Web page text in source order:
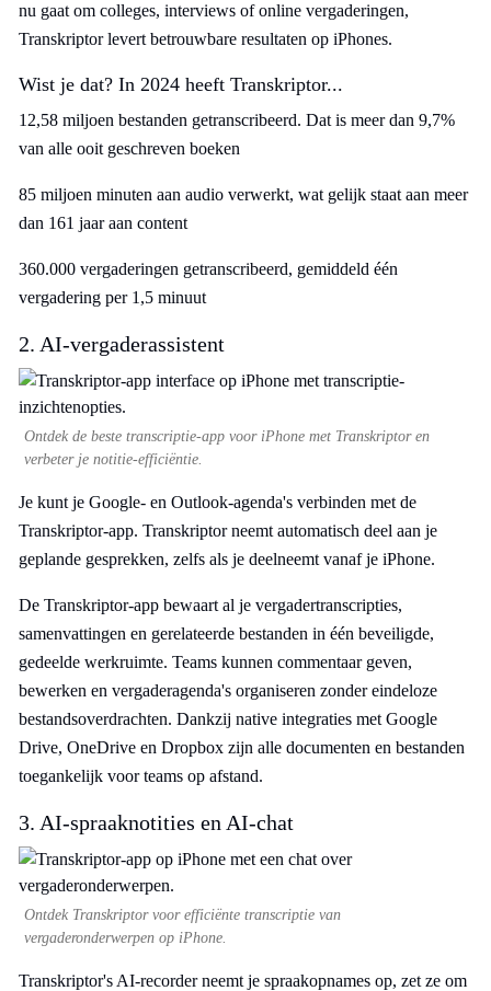
nu gaat om colleges, interviews of online vergaderingen,
Transkriptor levert betrouwbare resultaten op iPhones.
Wist je dat? In 2024 heeft Transkriptor...
12,58 miljoen bestanden getranscribeerd. Dat is meer dan 9,7%
van alle ooit geschreven boeken
85 miljoen minuten aan audio verwerkt, wat gelijk staat aan meer
dan 161 jaar aan content
360.000 vergaderingen getranscribeerd, gemiddeld één
vergadering per 1,5 minuut
2. AI-vergaderassistent
Ontdek de beste transcriptie-app voor iPhone met Transkriptor en
verbeter je notitie-efficiëntie.
Je kunt je Google- en Outlook-agenda's verbinden met de
Transkriptor-app. Transkriptor neemt automatisch deel aan je
geplande gesprekken, zelfs als je deelneemt vanaf je iPhone.
De Transkriptor-app bewaart al je vergadertranscripties,
samenvattingen en gerelateerde bestanden in één beveiligde,
gedeelde werkruimte. Teams kunnen commentaar geven,
bewerken en vergaderagenda's organiseren zonder eindeloze
bestandsoverdrachten. Dankzij native integraties met Google
Drive, OneDrive en Dropbox zijn alle documenten en bestanden
toegankelijk voor teams op afstand.
3. AI-spraaknotities en AI-chat
Ontdek Transkriptor voor efficiënte transcriptie van
vergaderonderwerpen op iPhone.
Transkriptor's AI-recorder neemt je spraakopnames op, zet ze om